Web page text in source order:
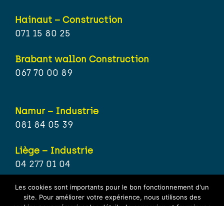
Hainaut – Construction
071 15 80 25
Brabant wallon Construction
067 70 00 89
Namur – Industrie
081 84 05 39
Liège – Industrie
04 277 01 04
Hainaut – Industrie
071 15 80 21
Les cookies sont importants pour le bon fonctionnement d'un
site. Pour améliorer votre expérience, nous utilisons des